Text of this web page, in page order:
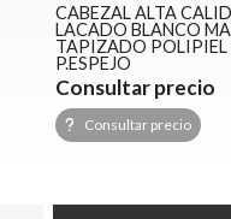
CABEZAL ALTA
LACADO BLANCO
TAPIZADO POLIPIEL
P.ESPEJO
Consultar precio
Consultar precio